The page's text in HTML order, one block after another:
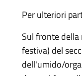
Per ulteriori
Sul fronte
festiva) del
dell'umido/